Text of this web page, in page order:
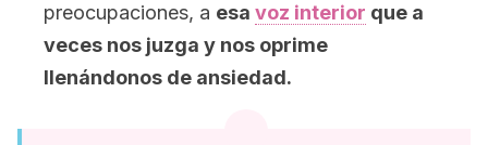
preocupaciones, a esa voz interior que a
veces nos juzga y nos oprime
llenándonos de ansiedad.